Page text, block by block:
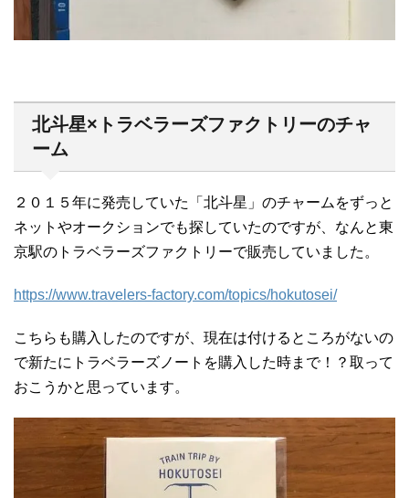
北斗星×トラベラーズファクトリーのチャ
ーム
２０１５年に発売していた「北斗星」のチャームをずっと
ネットやオークションでも探していたのですが、なんと東
京駅のトラベラーズファクトリーで販売していました。
https://www.travelers-factory.com/topics/hokutosei/
こちらも購入したのですが、現在は付けるところがないの
で新たにトラベラーズノートを購入した時まで！？取って
おこうかと思っています。